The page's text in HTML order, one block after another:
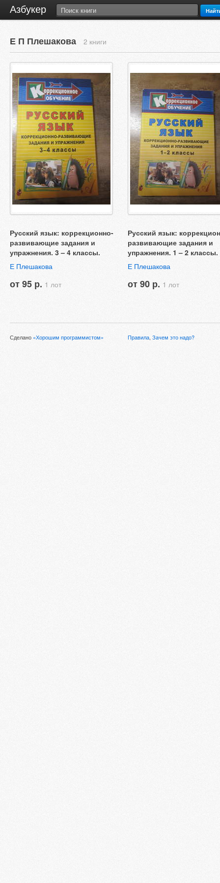
Азбукер
Е П Плешакова 2 книги
Русский язык: коррекционно-
развивающие задания и
упражнения. 3 – 4 классы.
Е Плешакова
от 95 р. 1 лот
Русский язык:
развивающие задания и
упражнения. 1 – 2 классы.
Е Плешакова
от 90 р. 1 лот
Сделано «Хорошим программистом» Правила, Зачем это надо?